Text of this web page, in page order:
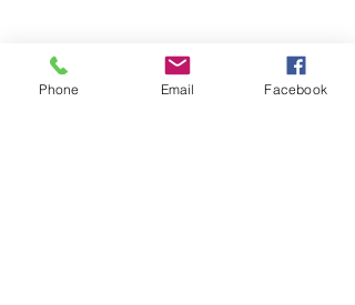
Phone Email Facebook